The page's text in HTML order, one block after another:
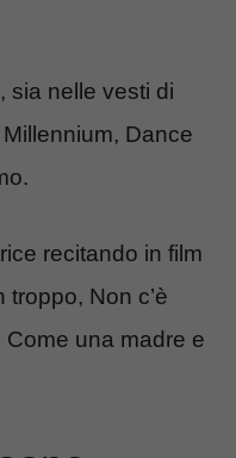
sia nelle vesti di
Dance
recitando in film
Non c’è
una madre e